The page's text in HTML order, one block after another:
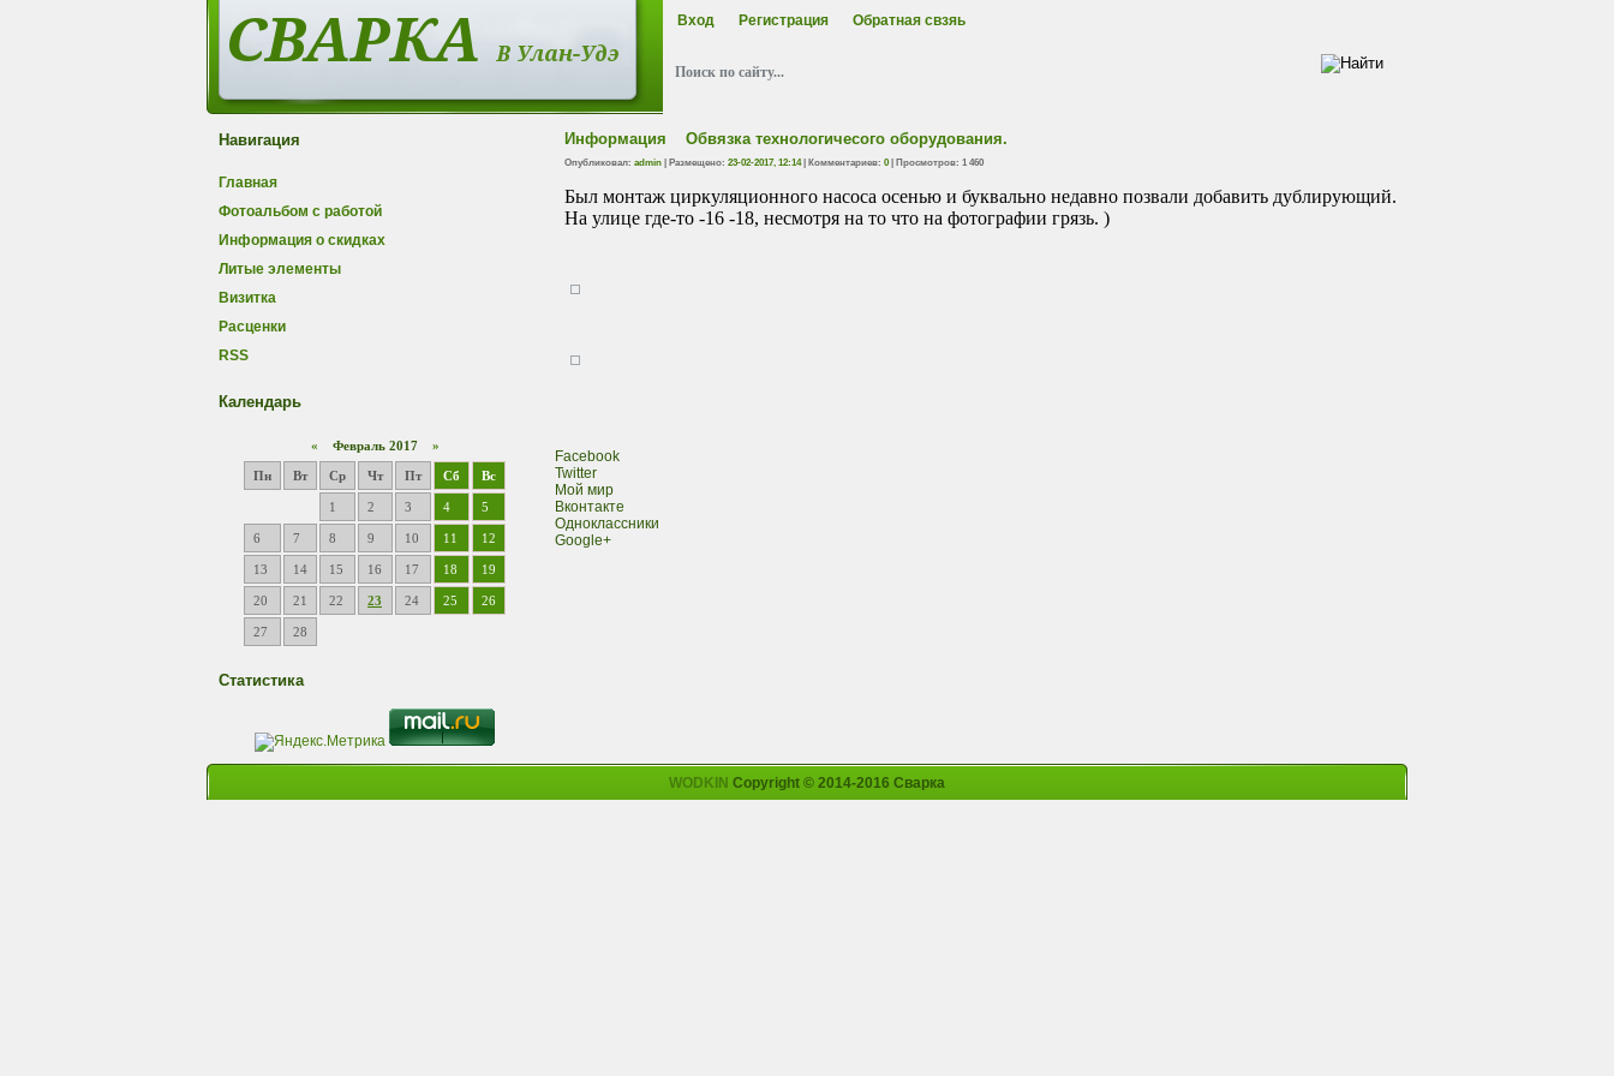
Вход Регистрация Обратная свзяь
Навигация
Главная
Фотоальбом с работой
Информация о скидках
Литые элементы
Визитка
Расценки
RSS
Календарь
« Февраль 2017 »
Пн Вт Ср Чт Пт Сб Вс
1 2 3 4 5
6 7 8 9 10 11 12
13 14 15 16 17 18 19
20 21 22 23 24 25 26
27 28
Статистика
Информация Обвязка технологичесого оборудования.
Опубликовал: admin | Размещено: 23-02-2017, 12:14| Комментариев: 0 | Просмотров: 1 460
Был монтаж циркуляционного насоса осенью и буквально недавно позвали добавить дублирующий.
На улице где-то -16 -18, несмотря на то что на фотографии грязь. )
Facebook
Twitter
Мой мир
Вконтакте
Одноклассники
Google+
WODKIN Copyright © 2014-2016 Сварка